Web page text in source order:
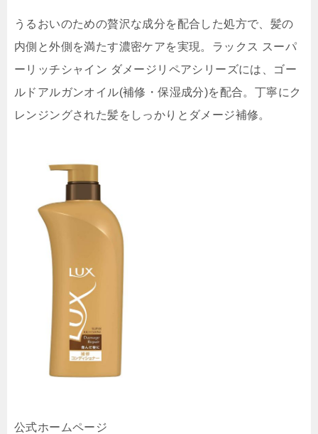
うるおいのための贅沢な成分を配合した処方で、髪の
内側と外側を満たす濃密ケアを実現。ラックス スーパ
ーリッチシャイン ダメージリペアシリーズには、ゴー
ルドアルガンオイル(補修・保湿成分)を配合。丁寧にク
レンジングされた髪をしっかりとダメージ補修。
公式ホームページ